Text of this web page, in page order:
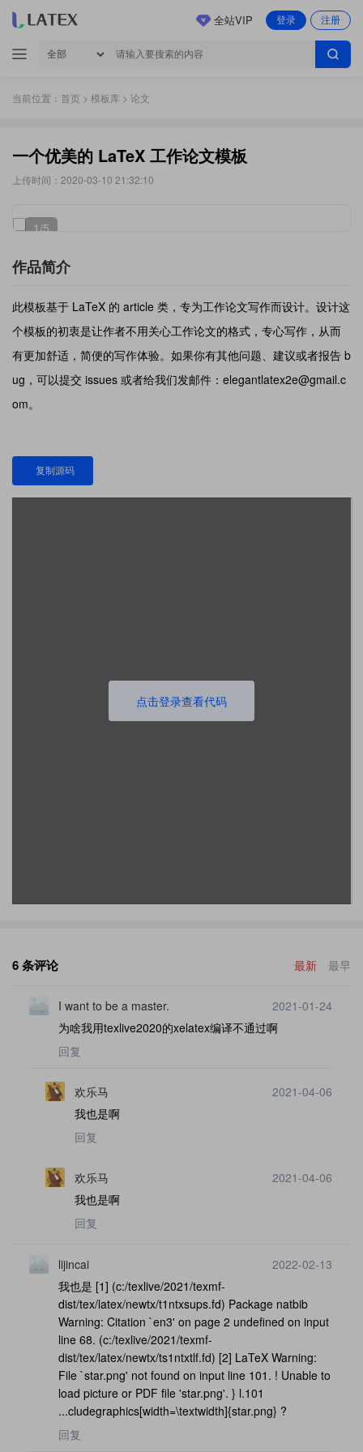
登录 注册
全站VIP
当前位置： 首页 > 模板库 > 论文
一个优美的 LaTeX 工作论文模板
上传时间：2020-03-10 21:32:10
1/5
作品简介
此模板基于 LaTeX 的 article 类，专为工作论文写作而设计。设计这
个模板的初衷是让作者不用关心工作论文的格式，专心写作，从而
有更加舒适，简便的写作体验。如果你有其他问题、建议或者报告 b
ug，可以提交 issues 或者给我们发邮件：elegantlatex2e@gmail.c
om。
复制源码
点击登录查看代码
6 条评论 最新 最早
I want to be a master.
2021-01-24
为啥我用texlive2020的xelatex编译不通过啊
回复
欢乐马
2021-04-06
我也是啊
回复
欢乐马
2021-04-06
我也是啊
回复
lijincai
2022-02-13
我也是 [1] (c:/texlive/2021/texmf-
dist/tex/latex/newtx/t1ntxsups.fd) Package natbib
Warning: Citation `en3' on page 2 undefined on input
line 68. (c:/texlive/2021/texmf-
dist/tex/latex/newtx/ts1ntxtlf.fd) [2] LaTeX Warning:
File `star.png' not found on input line 101. ! Unable to
load picture or PDF file 'star.png'. } l.101
...cludegraphics[width=\textwidth]{star.png} ?
回复